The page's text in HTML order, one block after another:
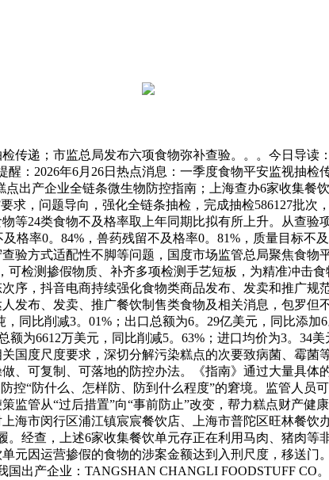
递；市监总局发布六项食物弥补查验。。。今日导读
：2026年6月26日热点消息：一季度食物平安监视抽
出产企业全链条微生物防控指南；上海查办6家收集
求，问题导向，强化全链条抽检，完成抽检586127批次
24类食物不及格率取上年同期比拟有所上升。从查验
格率0。84%，兽药残留不及格率0。81%，质量目标不
验方式适配性不脚等问题，国度市场监管总局聚焦食
检测掺假物质、补齐多项检测手艺短板，为精准冲击
序，抖音电商持续强化食物类商品发布、发卖和推广
发布、发卖、推广餐饮制售类食物及相关消息，包罗
同比削减3。01%；出口总额为6。29亿美元，同比添加
为6612万美元，同比削减5。63%；进口均价为3。34
国度尺度要求，深切分解污染糕点的次要致病菌、霉
、可复制、可落地的防控办法。《指南》通过大量具体
控“防什么、怎样防、防到什么程度”的窘境。监管人
管从“过后措置”向“事前防止”改变，帮力糕点财产健
海市闵行区浦江镇宸宸餐饮店、上海市普陀区旺林餐饮
经查，上述6家收集餐饮单元存正在利用马肉、猪肉等
元因运营掺假的食物的涉案金额达到入刑尺度，移送
国出产企业：TANGSHAN CHANGLI FOODSTUFF